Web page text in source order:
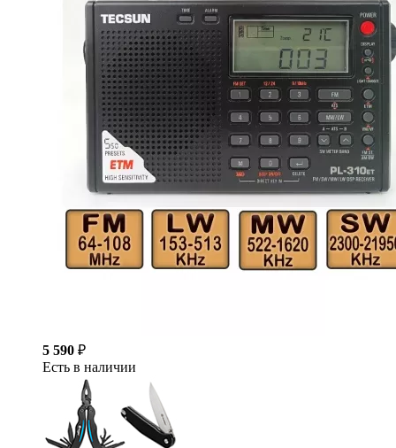
5 590 ₽
Есть в наличии